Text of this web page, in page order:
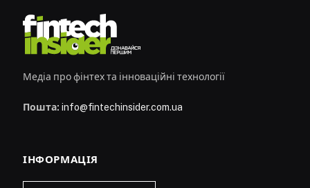
Медіа про фінтех та інноваційні технології
Пошта: info@fintechinsider.com.ua
ІНФОРМАЦІЯ